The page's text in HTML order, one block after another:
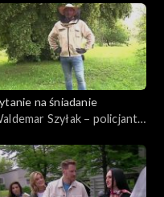
kolejki na śniadanie
na śniadanie
Szyłak – policjant,